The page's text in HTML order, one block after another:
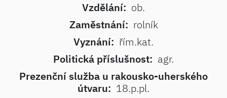
Vzdělání: ob.
Zaměstnání: rolník
Vyznání: řím.kat.
Politická příslušnost: agr.
Prezenční služba u rakousko-uherského
útvaru: 18.p.pl.